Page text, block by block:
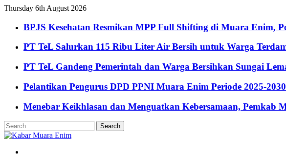
Thursday 6th August 2026
BPJS Kesehatan Resmikan MPP Full Shifting di Muara Enim,
PT TeL Salurkan 115 Ribu Liter Air Bersih untuk Warga
PT TeL Gandeng Pemerintah dan Warga Bersihkan Sungai
Pelantikan Pengurus DPD PPNI Muara Enim Periode 2025-
Menebar Keikhlasan dan Menguatkan Kebersamaan,